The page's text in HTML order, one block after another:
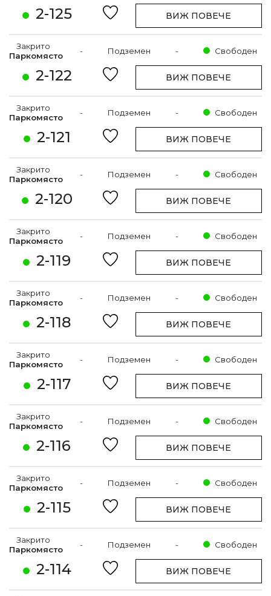
2-125 ВИЖ ПОВЕЧЕ
2-122
Закрито
Паркомясто
- Подземен - Свободен
ВИЖ ПОВЕЧЕ
2-121
Закрито
Паркомясто
- Подземен - Свободен
ВИЖ ПОВЕЧЕ
2-120
Закрито
Паркомясто
- Подземен - Свободен
ВИЖ ПОВЕЧЕ
2-119
Закрито
Паркомясто
- Подземен - Свободен
ВИЖ ПОВЕЧЕ
2-118
Закрито
Паркомясто
- Подземен - Свободен
ВИЖ ПОВЕЧЕ
2-117
Закрито
Паркомясто
- Подземен - Свободен
ВИЖ ПОВЕЧЕ
2-116
Закрито
Паркомясто
- Подземен - Свободен
ВИЖ ПОВЕЧЕ
2-115
Закрито
Паркомясто
- Подземен - Свободен
ВИЖ ПОВЕЧЕ
2-114
Закрито
Паркомясто
- Подземен - Свободен
ВИЖ ПОВЕЧЕ